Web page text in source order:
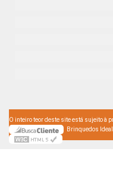
O inteiro teor deste site está sujeito à
Brinquedos